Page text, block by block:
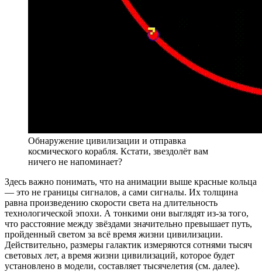
Обнаружение цивилизации и отправка
космического корабля. Кстати, звездолёт вам
ничего не напоминает?
Здесь важно понимать, что на анимации выше красные кольца
— это не границы сигналов, а сами сигналы. Их толщина
равна произведению скорости света на длительность
технологической эпохи. А тонкими они выглядят из-за того,
что расстояние между звёздами значительно превышает путь,
пройденный светом за всё время жизни цивилизации.
Действительно, размеры галактик измеряются сотнями тысяч
световых лет, а время жизни цивилизаций, которое будет
установлено в модели, составляет тысячелетия (см. далее).